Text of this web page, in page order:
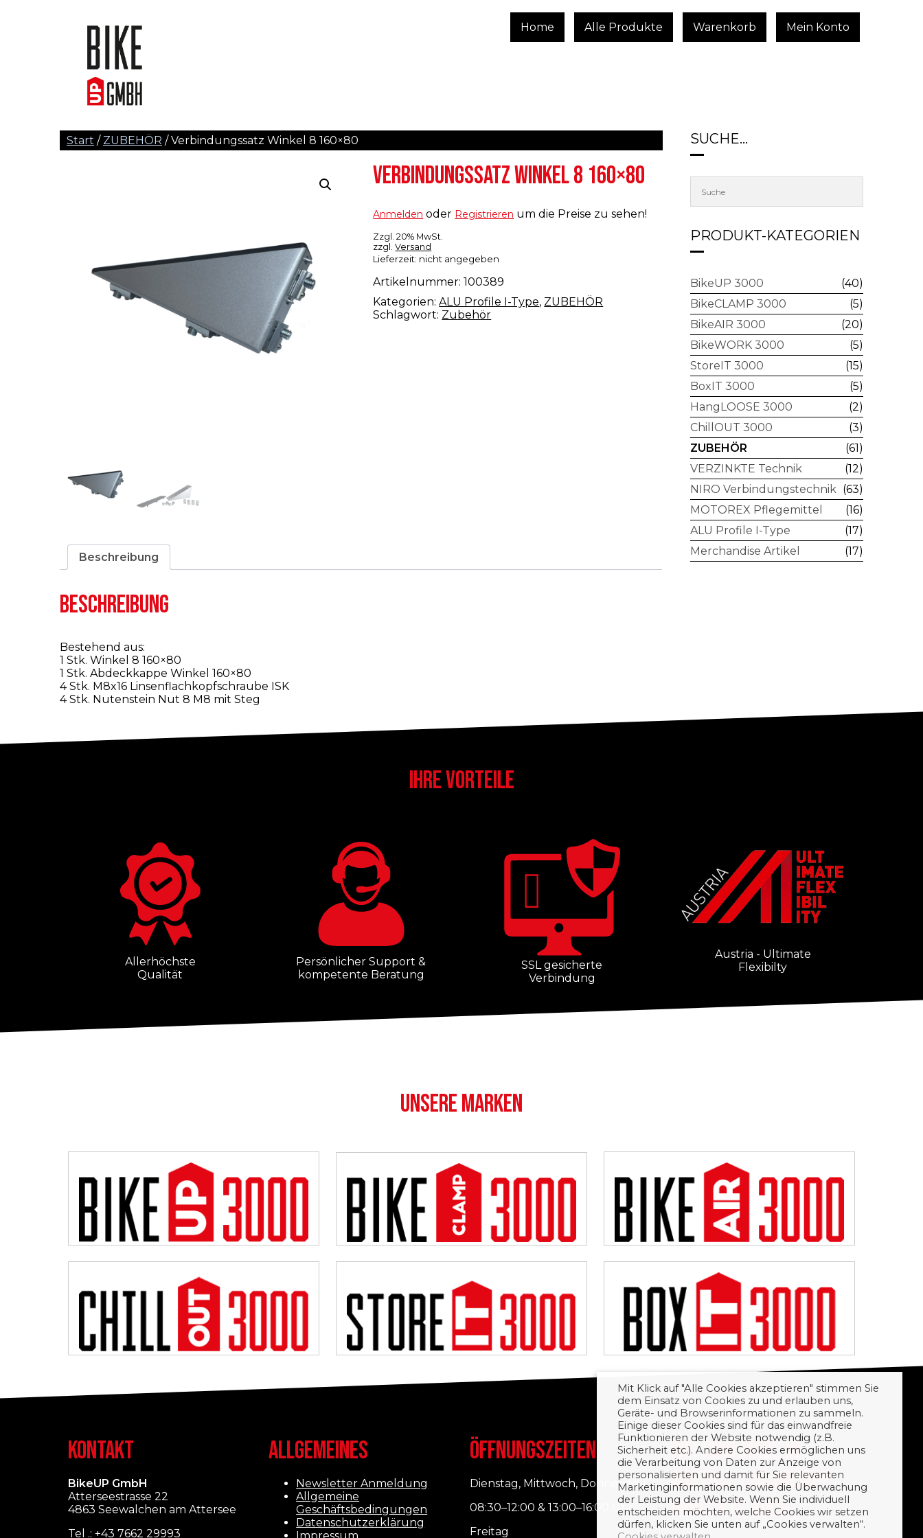
Home Alle Produkte Warenkorb Mein Konto
Start / ZUBEHÖR / Verbindungssatz Winkel 8 160×80
VERBINDUNGSSATZ WINKEL 8 160×80
Anmelden oder Registrieren um die Preise zu sehen!
Zzgl. 20% MwSt.
zzgl.Versand
Lieferzeit: nicht angegeben
Artikelnummer:100389
Kategorien:ALU Profile I-Type, ZUBEHÖR
Schlagwort: Zubehör
Beschreibung
BESCHREIBUNG
Bestehend aus:
1 Stk. Winkel 8 160×80
1 Stk. Abdeckkappe Winkel 160×80
4 Stk. M8x16 Linsenflachkopfschraube ISK
4 Stk. Nutenstein Nut 8 M8 mit Steg
SUCHE…
PRODUKT-KATEGORIEN
BikeUP 3000
(40)
BikeCLAMP 3000
(5)
BikeAIR 3000
(20)
BikeWORK 3000
(5)
StoreIT 3000
(15)
BoxIT 3000
(5)
HangLOOSE 3000
(2)
ChillOUT 3000
(3)
ZUBEHÖR
(61)
VERZINKTE Technik
(12)
NIRO Verbindungstechnik (63)
MOTOREX Pflegemittel
(16)
ALU Profile I-Type
(17)
Merchandise Artikel
(17)
IHRE VORTEILE
Allerhöchste
Qualität
Persönlicher Support &
kompetente Beratung
SSL gesicherte
Verbindung
Austria - Ultimate
Flexibilty
UNSERE MARKEN
KONTAKT
BikeUP GmbH
Atterseestrasse 22
4863 Seewalchen am Attersee
Tel .: +43 7662 29993
ALLGEMEINES
Newsletter Anmeldung
Allgemeine
Geschäftsbedingungen
Datenschutzerklärung
ÖFFNUNGSZEITEN
Dienstag, Mittwoch, Donnerstag
08:30–12:00 & 13:00–16:00 Uhr
Freitag
WIR SIND MADE IN
AUSTRIA. UND UNSERE
PRODUKTE AUCH.
Mit Klick auf "Alle Cookies akzeptieren" stimmen Sie
dem Einsatz von Cookies zu und erlauben uns,
Geräte- und Browserinformationen zu sammeln.
Einige dieser Cookies sind für das einwandfreie
Funktionieren der Website notwendig (z.B.
Sicherheit etc.). Andere Cookies ermöglichen uns
die Verarbeitung von Daten zur Anzeige von
personalisierten und damit für Sie relevanten
Marketinginformationen sowie die Überwachung
der Leistung der Website. Wenn Sie individuell
entscheiden möchten, welche Cookies wir setzen
dürfen, klicken Sie unten auf „Cookies verwalten“.